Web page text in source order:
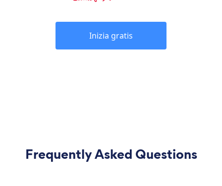
Inizia gratis
Frequently Asked Questions